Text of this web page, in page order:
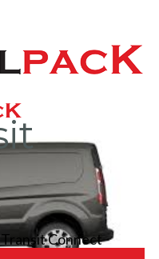
Connect